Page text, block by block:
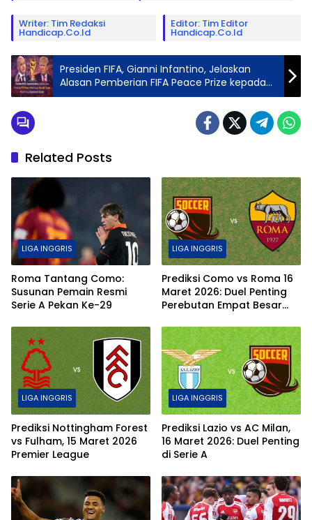
Writer: Tim Redaksi
Handicap.co.id
Editor: Tim Editor
Handicap.co.id
Presiden FIFA, Gianni Infantino, Jelaskan
Alasan Pemberian FIFA Peace Prize kepada
Donald Trump Meski Menuai Kontroversi
Related Posts
LIGA INGGRIS
Roma Tantang Como:
Susunan Pemain Resmi
Serie A Pekan Ke-29
LIGA INGGRIS
Prediksi Como vs Roma 16
Maret 2026: Duel Penting
Perebutan Empat Besar
LIGA INGGRIS
Prediksi Nottingham Forest
vs Fulham, 15 Maret 2026
Premier League
LIGA INGGRIS
Prediksi Lazio vs AC Milan,
16 Maret 2026: Duel Penting
di Serie A